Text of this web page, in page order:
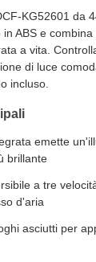
KG52601 da
ABS e
a vita.
di luce
incluso.
emette
brillante
a tre
d'aria
asciutti per